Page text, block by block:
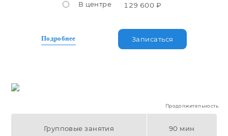
В центре 129 600 ₽
Подробнее Записаться
Продолжительность
Групповые занятия 90 мин